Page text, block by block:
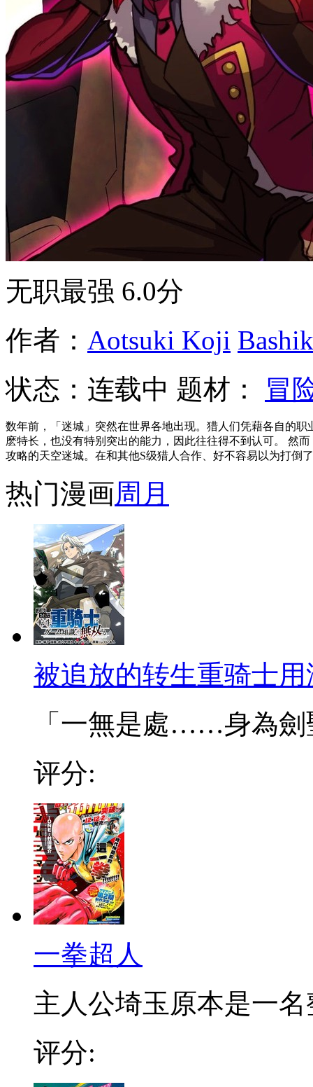
无职最强 6.0分
作者： Aotsuki Koji
状态： 连载中 题材： 冒
数年前，「迷城」突然在世界各地出现。猎人们凭藉各自的
麽特长，也没有特别突出的能力，因此往往得不到认可。 然
攻略的天空迷城。在和其他S级猎人合作、好不容易以为打倒
热门漫画周 月
被追放的转生重骑士
「一無是處……身為劍
评分:
一拳超人
主人公埼玉原本是一名
评分: